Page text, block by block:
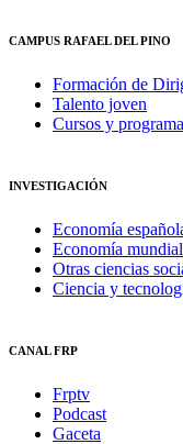
CAMPUS RAFAEL DEL PINO
Formación de
Talento joven
Cursos y
INVESTIGACIÓN
Economía
Economía mundial
Otras ciencias
Ciencia y
CANAL FRP
Frptv
Podcast
Gaceta